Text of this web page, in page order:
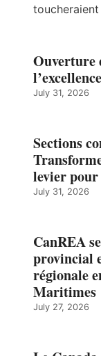
Ouverture
July 31, 2026
Sections
levier
July 31, 2026
CanREA
provincial
régionale
Maritimes
July 27, 2026